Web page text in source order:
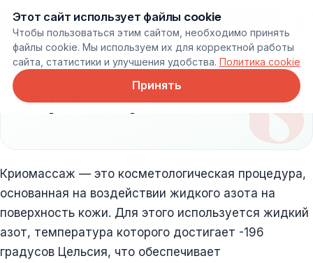
Онлайн запись
Криотерапия
Криомассаж — это косметологическая процедура,
основанная на воздействии жидкого азота на
поверхность кожи. Для этого используется жидкий
азот, температура которого достигает -196
градусов Цельсия, что обеспечивает
Этот сайт использует файлы cookie
Чтобы пользоваться этим сайтом, необходимо принять
файлы cookie. Мы используем их для корректной работы
сайта, статистики и улучшения удобства. Политика cookie
Принять